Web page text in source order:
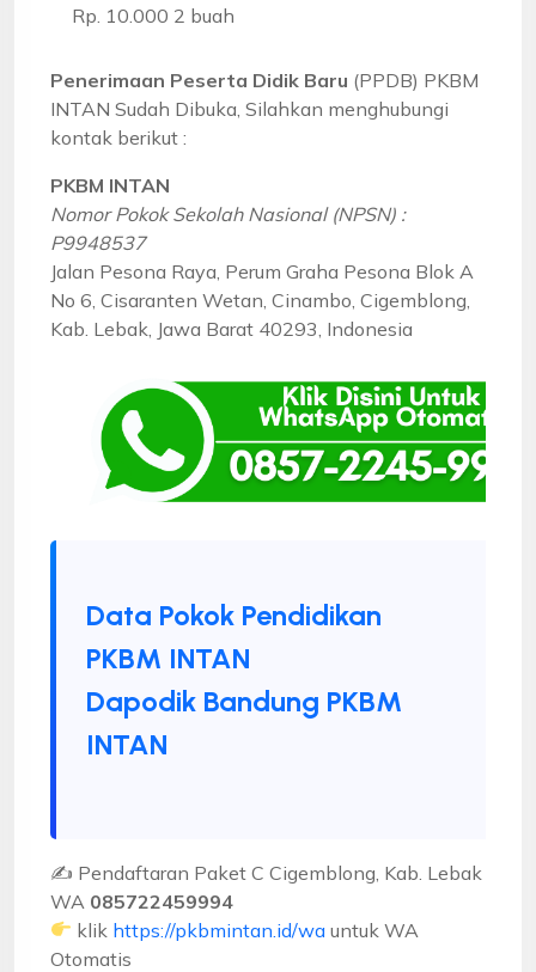
Rp. 10.000 2 buah
Penerimaan Peserta Didik Baru (PPDB) PKBM
INTAN Sudah Dibuka, Silahkan menghubungi
kontak berikut :
PKBM INTAN
Nomor Pokok Sekolah Nasional (NPSN) :
P9948537
Jalan Pesona Raya, Perum Graha Pesona Blok A
No 6, Cisaranten Wetan, Cinambo, Cigemblong,
Kab. Lebak, Jawa Barat 40293, Indonesia
Data Pokok Pendidikan
PKBM INTAN
Dapodik Bandung PKBM
INTAN
✍ Pendaftaran Paket C Cigemblong, Kab. Lebak
WA 085722459994
klik https://pkbmintan.id/wa untuk WA
Otomatis